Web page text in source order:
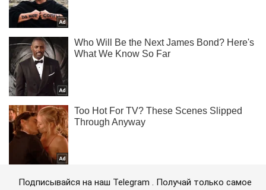
Подписывайся на наш Telegram . Получай только самое